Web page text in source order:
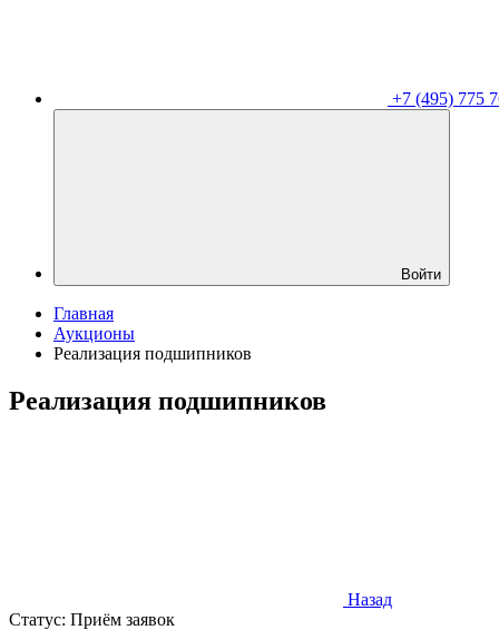
+7 (495) 775
Войти
Главная
Аукционы
Реализация подшипников
Реализация подшипников
Назад
Статус: Приём заявок